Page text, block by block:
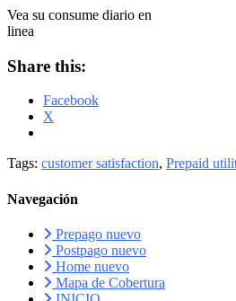
Vea su consume diario en
linea
Share this:
Facebook
X
Tags: customer satisfaction, Prepaid
Navegación
Prepago nuevo
Postpago nuevo
Home nuevo
Mapa de Cobertura